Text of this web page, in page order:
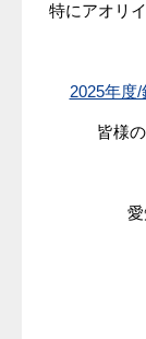
特にアオリ
2025年度
皆様